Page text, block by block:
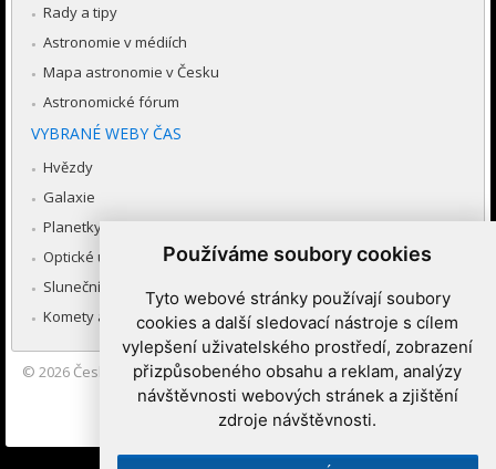
Používáme soubory cookies
Tyto webové stránky používají soubory
cookies a další sledovací nástroje s cílem
vylepšení uživatelského prostředí, zobrazení
přizpůsobeného obsahu a reklam, analýzy
návštěvnosti webových stránek a zjištění
zdroje návštěvnosti.
Rady a tipy
Astronomie v médiích
Mapa astronomie v Česku
Astronomické fórum
VYBRANÉ WEBY ČAS
Hvězdy
Galaxie
Planetky
Optické úkazy v atmosféře
Sluneční soustava
Komety a meteory
© 2026 Česká astronomická společnost|Hvězdárna a planetárium
Brno spolupracuje se serverem Astro.cz